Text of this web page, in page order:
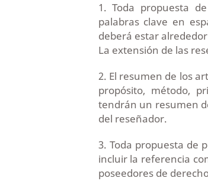
1. Toda propuesta
palabras clave en
deberá estar
La extensión de las
2. El resumen de los
propósito, método,
tendrán un resumen
del reseñador.
3. Toda propuesta de
incluir la referencia
poseedores de